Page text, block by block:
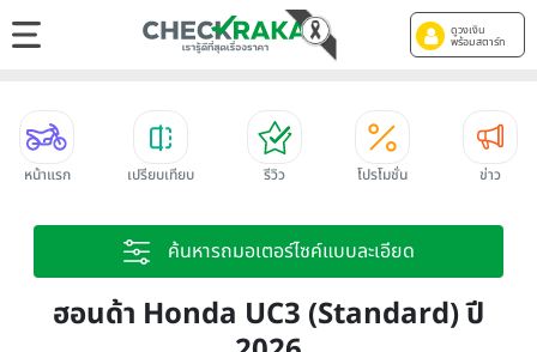
ดูวงเงิน
พร้อมสตาร์ท
หน้าแรก เปรียบเทียบ รีวิว โปรโมชั่น ข่าว
ค้นหารถมอเตอร์ไซค์แบบละเอียด
ฮอนด้า Honda UC3 (Standard) ปี